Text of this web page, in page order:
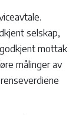
selskap,
mottak
målinger av